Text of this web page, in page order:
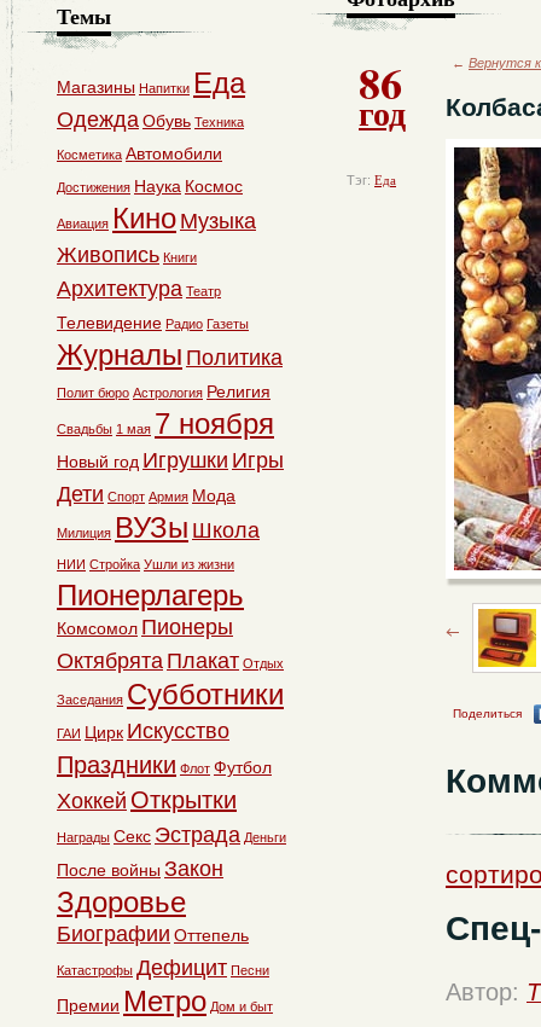
86
год
Тэг: Еда
← Вернутся
Поделиться
Автор:
Темы
Магазины Напитки Еда
ОдеждаОбувь Техника
Косметика Автомобили
Достижения Наука Космос
Авиация Кино Музыка
Живопись Книги
Архитектура Театр
Телевидение Радио Газеты
Журналы Политика
Полит бюро Астрология Религия
Свадьбы 1 мая 7 ноября
Новый год Игрушки Игры
Дети Спорт Армия Мода
Милиция ВУЗы Школа
НИИ Стройка Ушли из жизни
Пионерлагерь
Комсомол Пионеры
Октябрята Плакат Отдых
Заседания Субботники
ГАИ Цирк Искусство
Праздники Флот Футбол
Хоккей Открытки
Награды Секс Эстрада Деньги
После войны Закон
Здоровье
Биографии Оттепель
Катастрофы Дефицит Песни
Премии Метро Дом и быт